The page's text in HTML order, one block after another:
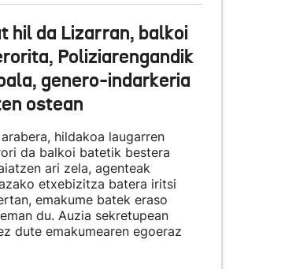
hil da Lizarran, balkoi
Poliziarengandik
genero-indarkeria
ostean
hildakoa laugarren
da balkoi batetik bestera
ari zela, agenteak
etxebizitza batera iritsi
emakume batek eraso
du. Auzia sekretupean
dute emakumearen egoeraz